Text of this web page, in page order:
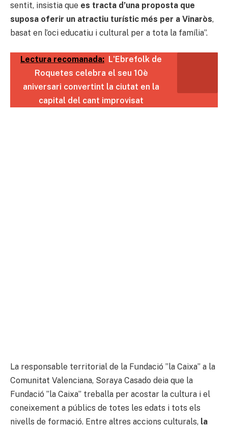
sentit, insistia que es tracta d’una proposta que
suposa oferir un atractiu turístic més per a Vinaròs,
basat en l’oci educatiu i cultural per a tota la família”.
Lectura recomanada: L'Ebrefolk de
Roquetes celebra el seu 10è
aniversari convertint la ciutat en la
capital del cant improvisat
La responsable territorial de la Fundació ”la Caixa” a la
Comunitat Valenciana, Soraya Casado deia que la
Fundació ”la Caixa” treballa per acostar la cultura i el
coneixement a públics de totes les edats i tots els
nivells de formació. Entre altres accions culturals, la